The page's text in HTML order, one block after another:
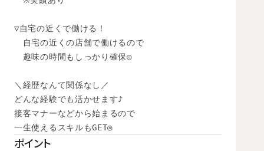
▽自宅の近くで働ける！
自宅の近くの店舗で働けるので
趣味の時間もしっかり確保◎
＼経歴なんて関係なし／
どんな経験でも活かせます♪
接客マナーなどから始まるので
一生使えるスキルもGET◎
ポイント